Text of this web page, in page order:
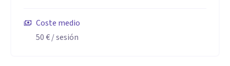
Coste medio
50 €/ sesión